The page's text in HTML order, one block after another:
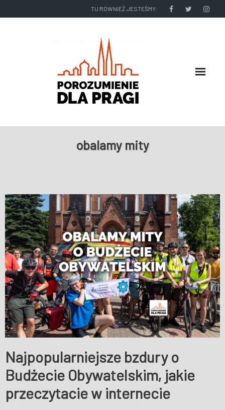
TU RÓWNIEŻ JESTEŚMY:
NASZE WYDAWNICTWA
WESPRZYJ NAS
obalamy mity
Najpopularniejsze bzdury o
Budżecie Obywatelskim, jakie
przeczytacie w internecie